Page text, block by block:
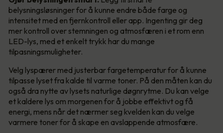
belysningsløsninger for å kunne endre både farge og
intensitet med en fjernkontroll eller app. Ingenting gir deg
mer kontroll over stemningen og atmosfæren i et rom enn
LED-lys, med et enkelt trykk har du mange
tilpasningsmuligheter.
Velg lyspærer med justerbar fargetemperatur for å kunne
tilpasse lyset fra kalde til varme toner. På den måten kan du
også dra nytte av lysets naturlige døgnrytme. Du kan velge
et kaldere lys om morgenen for å jobbe effektivt og få
energi, mens når det nærmer seg kvelden kan du velge
varmere toner for å skape en avslappende atmosfære.